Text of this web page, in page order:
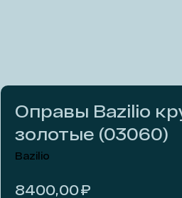
Оправы Bazilio
золотые (03060)
Bazilio
8400,00₽